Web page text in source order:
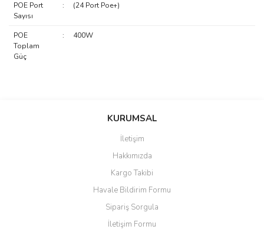
POE Port
Sayısı
: (24 Port Poe+)
POE
Toplam
Güç
: 400W
Bu ürüne ilk yorumu siz yapın!
güzel paketlenmiş ama yanında
ile 24 izlenmektedir diye küçük
bir tabela olsa daha hoş
KURUMSAL
İletişim
Hakkımızda
Kargo Takibi
Havale Bildirim Formu
Sipariş Sorgula
İletişim Formu